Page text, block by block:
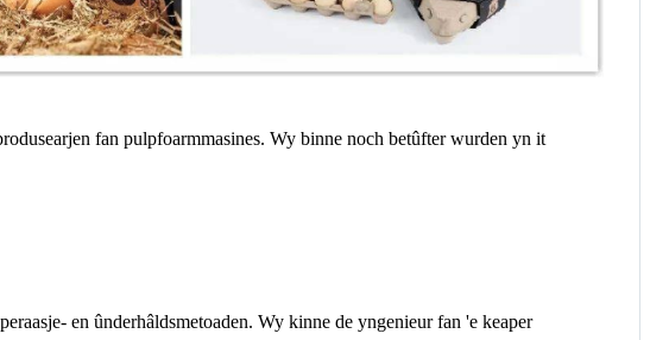
fan pulpfoarmmasines. Wy binne noch betûfter wurden yn it
en ûnderhâldsmetoaden. Wy kinne de yngenieur fan 'e keaper